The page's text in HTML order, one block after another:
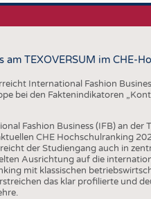
FASERN
GARNE
GESTRICKE &
VLIESSTOFFE
COMPOSITES
am TEXOVERSUM im CHE-
International Fashion
bei den Faktenindikatoren
Fashion Business (IFB) an der
CHE Hochschulranking
der Studiengang auch in
Ausrichtung auf die
mit klassischen
das klar profilierte und